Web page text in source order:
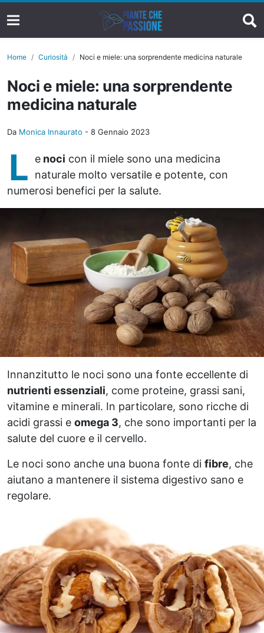
Home Curiosità Noci e miele: una sorprendente medicina naturale
Noci e miele: una sorprendente
medicina naturale
Da Monica Innaurato - 8 Gennaio 2023
L e noci con il miele sono una medicina
naturale molto versatile e potente, con
numerosi benefici per la salute.
Innanzitutto le noci sono una fonte eccellente di
nutrienti essenziali, come proteine, grassi sani,
vitamine e minerali. In particolare, sono ricche di
acidi grassi e omega 3, che sono importanti per la
salute del cuore e il cervello.
Le noci sono anche una buona fonte di fibre, che
aiutano a mantenere il sistema digestivo sano e
regolare.